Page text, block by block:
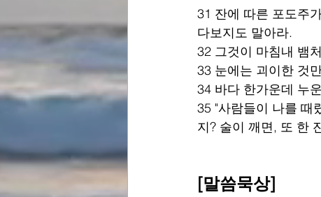
31 잔에 따른 포도주
다보지도 말아라.
32 그것이 마침내 뱀
33 눈에는 괴이한 것
34 바다 한가운데 누
35 "사람들이 나를 때
지? 술이 깨면, 또 한
[말씀묵상]